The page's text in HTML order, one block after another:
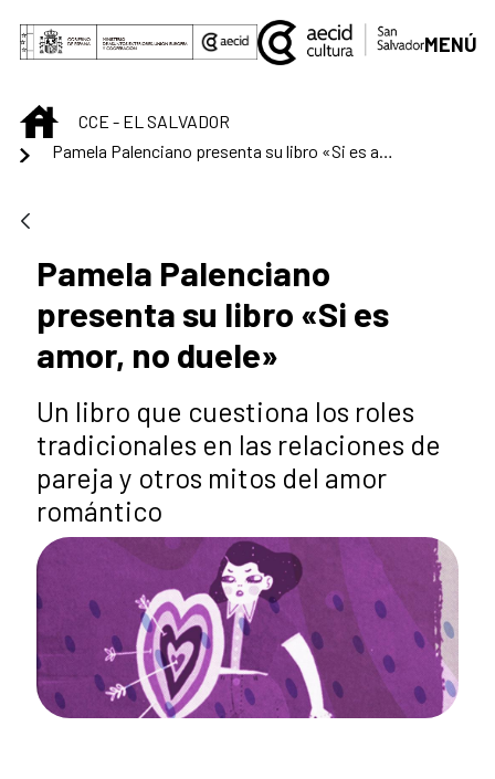
Saltar al contenido principal
MENÚ
INICIOCCE - EL SALVADOR
Pamela Palenciano
presenta su libro «Si es
amor, no duele»
Un libro que cuestiona los roles
tradicionales en las relaciones de
pareja y otros mitos del amor
romántico